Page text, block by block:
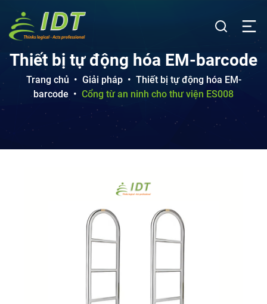
Thiết bị tự động hóa EM-barcode
Trang chủ • Giải pháp • Thiết bị tự động hóa EM-
barcode • Cổng từ an ninh cho thư viện ES008